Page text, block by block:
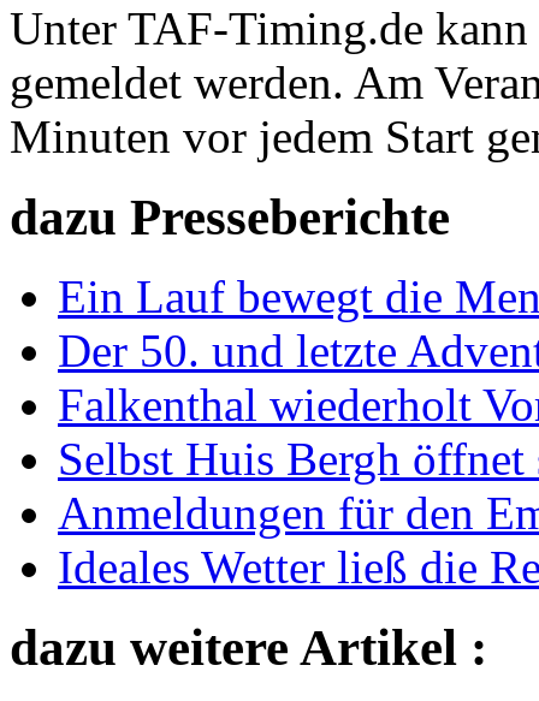
Unter TAF-Timing.de kann
gemeldet werden. Am
Minuten vor jedem Start
dazu Presseberichte
Ein Lauf bewegt die
Der 50. und letzte
Falkenthal wiederholt
Selbst Huis Bergh öffnet
Anmeldungen für den
Ideales Wetter ließ die
dazu weitere Artikel :